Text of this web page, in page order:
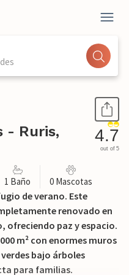
- Ruris,
4.7
out of 5
1 Baño 0 Mascotas
de verano. Este
renovado en
ofreciendo paz y espacio.
m² con enormes muros
bajo árboles
para familias.